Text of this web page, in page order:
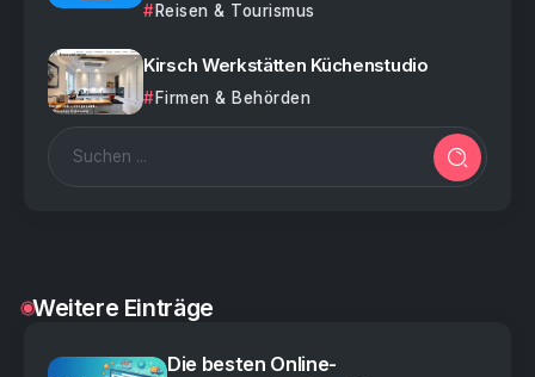
Reisen & Tourismus
Kirsch Werkstätten Küchenstudio
Firmen & Behörden
Weitere Einträge
Die besten Online-